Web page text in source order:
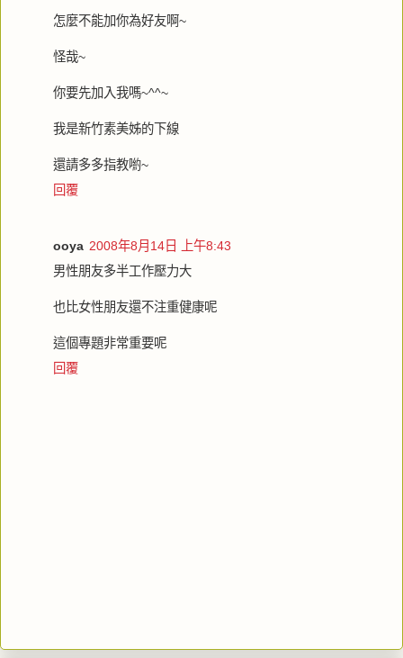
怎麼不能加你為好友啊~
怪哉~
你要先加入我嗎~^^~
我是新竹素美姊的下線
還請多多指教喲~
回覆
ooya 2008年8月14日 上午8:43
男性朋友多半工作壓力大
也比女性朋友還不注重健康呢
這個專題非常重要呢
回覆